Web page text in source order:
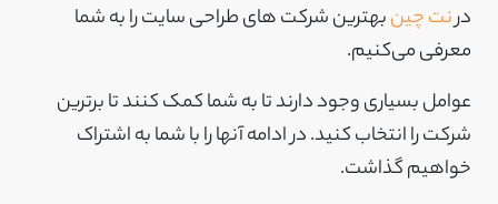
درنت چینبهترین شرکت های طراحی سایت را به شما
معرفی می‌کنیم.
عوامل بسیاری وجود دارند تا به شما کمک کنند تا برترین
شرکت را انتخاب کنید. در ادامه آنها را با شما به اشتراک
خواهیم گذاشت.